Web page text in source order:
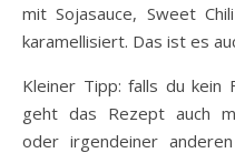
mit Sojasauce, Sweet
karamellisiert. Das ist es
Kleiner Tipp: falls du kein
geht das Rezept auch
oder irgendeiner